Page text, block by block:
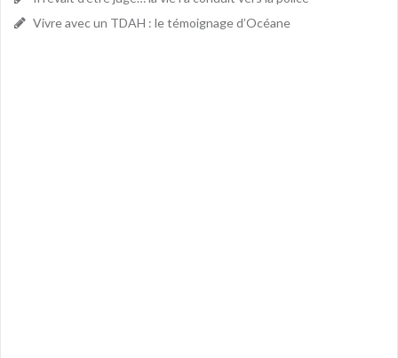
Vivre avec un TDAH : le témoignage d’Océane